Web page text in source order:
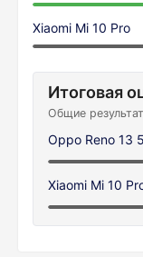
Xiaomi Mi 10 Pro
Итоговая
Общие
Oppo Reno 13
Xiaomi Mi 10